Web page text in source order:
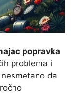
popravka
problema i
da